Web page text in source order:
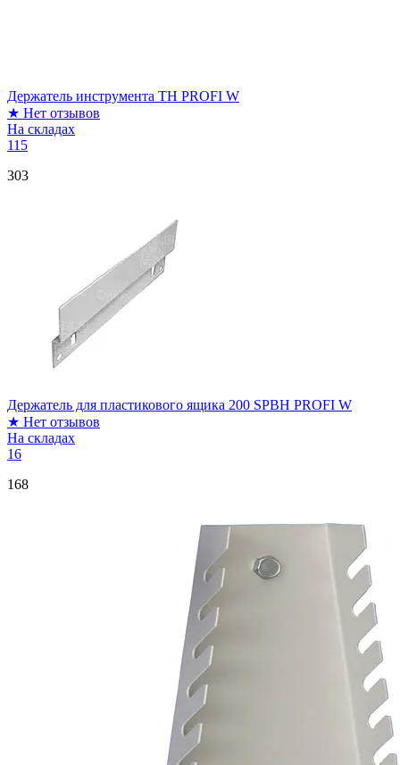
Держатель инструмента TH PROFI W
★ Нет отзывов
На складах
115
303
Держатель для пластикового ящика 200 SPBH PROFI W
★ Нет отзывов
На складах
16
168